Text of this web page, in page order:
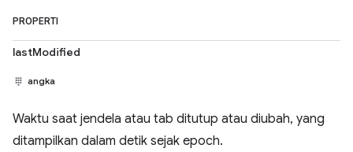
PROPERTI
lastModified
angka
Waktu saat jendela atau tab ditutup atau diubah, yang
ditampilkan dalam detik sejak epoch.